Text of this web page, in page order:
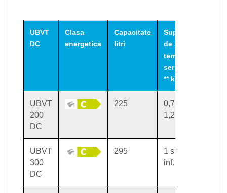
UBVT
DC
Clasa
energetica
Capacitate
litri
Suprafata
de schimb
termic a
serpentinei
** kW
UBVT
200
DC
225
0,76 sup //
1,2 inf.
UBVT
300
DC
295
1 sup // 1,5
inf.